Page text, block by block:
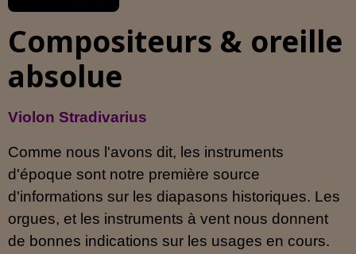
Compositeurs & oreille
absolue
Violon Stradivarius
Comme nous l'avons dit, les instruments
d'époque sont notre première source
d'informations sur les diapasons historiques. Les
orgues, et les instruments à vent nous donnent
de bonnes indications sur les usages en cours.